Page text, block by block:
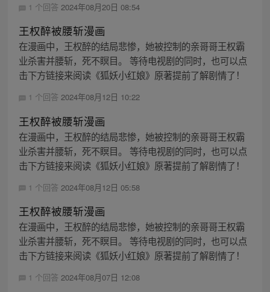
1 个回答 2024年08月20日 08:54
王权醉被腰斩漫画
在漫画中，王权醉的结局悲惨，她被控制的亲哥哥王权霸
业杀害并腰斩，死不瞑目。 等待电视剧的同时，也可以点
击下方链接来阅读《狐妖小红娘》原著提前了解剧情了！
1 个回答 2024年08月12日 10:22
王权醉被腰斩漫画
在漫画中，王权醉的结局悲惨，她被控制的亲哥哥王权霸
业杀害并腰斩，死不瞑目。 等待电视剧的同时，也可以点
击下方链接来阅读《狐妖小红娘》原著提前了解剧情了！
1 个回答 2024年08月12日 05:58
王权醉被腰斩漫画
在漫画中，王权醉的结局悲惨，她被控制的亲哥哥王权霸
业杀害并腰斩，死不瞑目。 等待电视剧的同时，也可以点
击下方链接来阅读《狐妖小红娘》原著提前了解剧情了！
1 个回答 2024年08月07日 12:08